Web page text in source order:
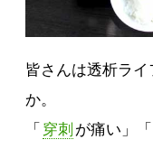
皆さんは透析ラ
か。
「 穿刺 が痛い」「